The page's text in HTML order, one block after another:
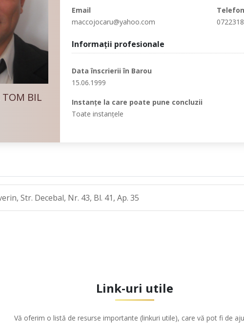
TOM BIL
Email
maccojocaru@yahoo.com
Informaţii profesionale
Data înscrierii în Barou
15.06.1999
Instanţe la care poate pune concluzii
Toate instanţele
Str. Decebal, Nr. 43, Bl. 41, Ap. 35
Link-uri utile
Vă oferim o listă de resurse importante (linkuri utile), care vă pot fi de